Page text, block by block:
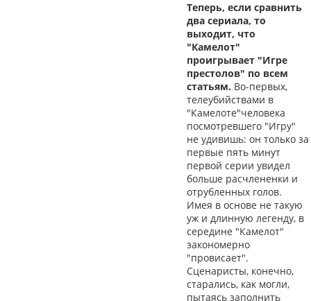
Теперь, если сравнить
два сериала, то
выходит, что
"Камелот"
проигрывает "Игре
престолов" по всем
статьям. Во-первых,
телеубийствами в
"Камелоте"человека
посмотревшего "Игру"
не удивишь: он только за
первые пять минут
первой серии увидел
больше расчлененки и
отрубленных голов.
Имея в основе не такую
уж и длинную легенду, в
середине "Камелот"
закономерно
"провисает".
Сценаристы, конечно,
старались, как могли,
пытаясь заполнить